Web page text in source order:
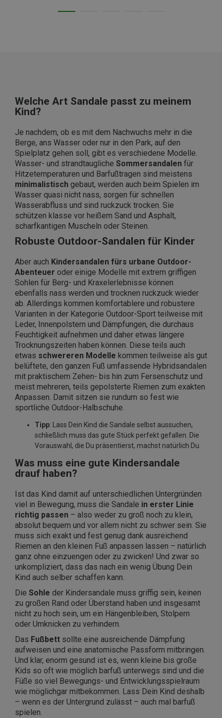
Welche Art Sandale passt zu meinem
Kind?
Je nachdem, ob es mit dem Nachwuchs mehr in die
Berge, ans Wasser oder nur in den Park, auf den
Spielplatz gehen soll, gibt es verschiedene Modelle.
Wasser- und strandtaugliche Sommersandalen für
Hitzetemperaturen und Barfußtragen sind meistens
minimalistisch gebaut, werden auch beim Spielen im
Wasser quasi nicht nass, sorgen für schnellen
Wasserabfluss und sind ruckzuck trocken. Sie
schützen klasse vor heißem Sand und Asphalt,
scharfkantigen Muscheln oder Steinen.
Robuste Outdoor-Sandalen für Kinder
Aber auch Kindersandalen fürs urbane Outdoor-
Abenteuer oder einige Modelle mit extrem griffigen
Sohlen für Berg- und Kraxelerlebnisse können
ebenfalls nass werden und trocknen ruckzuck wieder
ab. Allerdings kommen komfortablere und robustere
Varianten in der Kategorie Outdoor-Sport teilweise mit
Leder, Innenpolstern und Dämpfungen, die durchaus
Feuchtigkeit aufnehmen und daher etwas längere
Trocknungszeiten haben können. Diese teils auch
etwas schwereren Modelle kommen teilweise als gut
belüftete, den ganzen Fuß umfassende Hybridsandalen
mit praktischem Zehen- bis hin zum Fersenschutz und
meist mehreren, teils gepolsterte Riemen zum exakten
Anpassen. Damit sitzen sie rundum so fest wie
sportliche Outdoor-Halbschuhe.
Tipp: Lass Dein Kind die Sandale selbst aussuchen,
schließlich muss das gute Stück perfekt gefallen. Die
Vorauswahl, die Du präsentierst, machst natürlich Du.
Was muss eine gute Kindersandale
drauf haben?
Ist das Kind damit auf unterschiedlichen Untergründen
viel in Bewegung, muss die Sandale in erster Linie
richtig passen – also weder zu groß noch zu klein,
absolut bequem und vor allem nicht zu schwer sein. Sie
muss sich exakt und fest genug dank ausreichend
Riemen an den kleinen Fuß anpassen lassen – natürlich
ganz ohne einzuengen oder zu zwicken! Und zwar so
unkompliziert, dass das nach ein wenig Übung Dein
Kind auch selber schaffen kann.
Die Sohle der Kindersandale muss griffig sein, keinen
zu großen Rand oder Überstand haben und insgesamt
nicht zu hoch sein, um ein Hängenbleiben, Stolpern
oder Umknicken zu verhindern.
Das Fußbett sollte eine ausreichende Dämpfung
aufweisen und eine anatomische Passform mitbringen.
Und klar, enorm gesund ist es, wenn kleine bis große
Kids so oft wie möglich barfuß unterwegs sind und die
Füße so viel Bewegungs- und Entwicklungsspielraum
wie möglichgar mitbekommen. Lass Dein Kind deshalb
– wenn es der Untergrund zulässt – auch mal barfuß
spielen.